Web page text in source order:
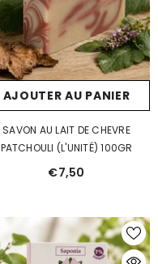
AJOUTER AU PANIER
SAVON AU LAIT DE CHEVRE
PATCHOULI (L'UNITÉ) 100GR
€7,50